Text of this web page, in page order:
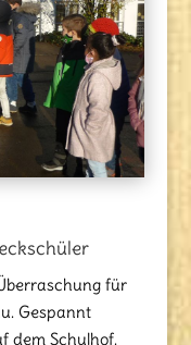
für
Gespannt
dem Schulhof.